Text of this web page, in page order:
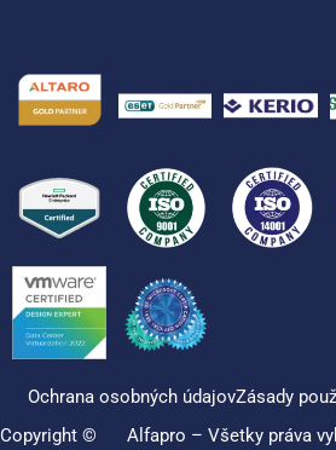
Ochrana osobných údajovZásady
Copyright ©
Alfapro – Všetky práva